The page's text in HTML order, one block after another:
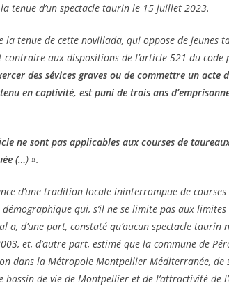
tenue d’un spectacle taurin le 15 juillet 2023.
la tenue de cette novillada, qui oppose de jeunes
aux dispositions de l’article 521 du code
des sévices graves ou de commettre un acte
en captivité, est puni de trois ans
ne sont pas applicables aux courses de
(…) ».
d’une tradition locale ininterrompue de
démographique qui, s’il ne se limite pas aux
a, d’une part, constaté qu’aucun spectacle taurin
et, d’autre part, estimé que la commune de
dans la Métropole Montpellier Méditerranée, de
de vie de Montpellier et de l’attractivité de
: au seuil des
Olivier Castelnau 18/